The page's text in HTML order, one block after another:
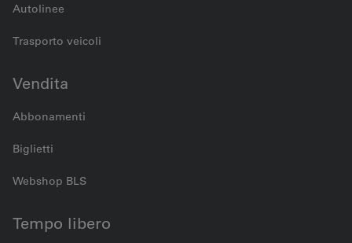
Autolinee
Trasporto veicoli
Vendita
Abbonamenti
Biglietti
Webshop BLS
Tempo libero